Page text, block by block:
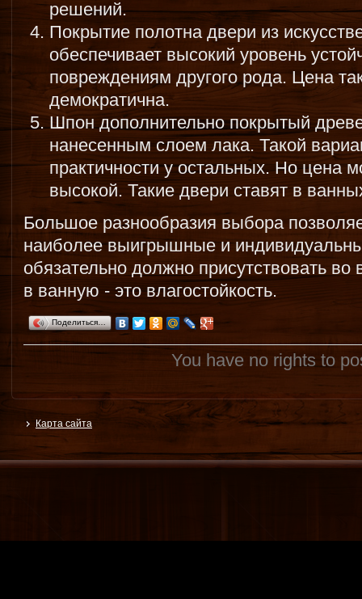
решений.
Покрытие полотна двери из
обеспечивает высокий уровень
повреждениям другого рода. Цена
демократична.
Шпон дополнительно покрытый
нанесенным слоем лака. Такой
практичности у остальных. Но цена
высокой. Такие двери ставят в
Большое разнообразия выбора
наиболее выигрышные и
обязательно должно присутствовать
в ванную - это влагостойкость.
Поделиться…
You have no rights to
Карта сайта